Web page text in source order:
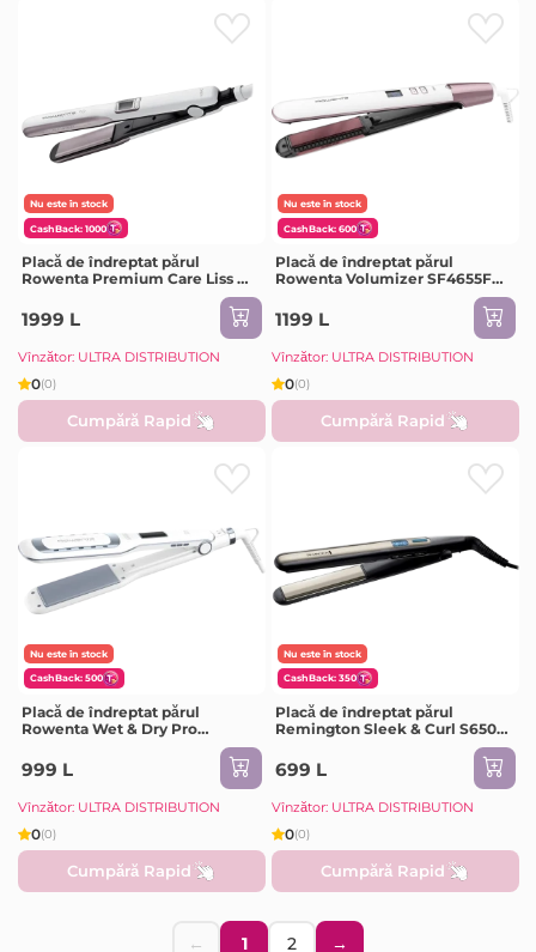
Nu este în stock
CashBack: 1000
Placă de îndreptat părul
Rowenta Premium Care Liss &
1999 L
Vînzător: ULTRA DISTRIBUTION
0(0)
Cumpără Rapid
Nu este în stock
CashBack: 600
Placă de îndreptat părul
Rowenta Volumizer SF4655F0,
1199 L
Vînzător: ULTRA DISTRIBUTION
0(0)
Cumpără Rapid
Nu este în stock
CashBack: 500
Placă de îndreptat părul
Rowenta Wet & Dry Pro
999 L
Vînzător: ULTRA DISTRIBUTION
0(0)
Cumpără Rapid
Nu este în stock
CashBack: 350
Placă de îndreptat părul
Remington Sleek & Curl S6500,
699 L
Vînzător: ULTRA DISTRIBUTION
0(0)
Cumpără Rapid
← 1 2 →